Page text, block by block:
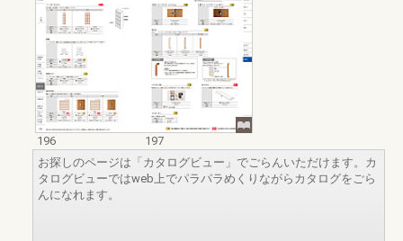
196
197
お探しのページは「カタログビュー」でごらんいただけます。カ
タログビューではweb上でパラパラめくりながらカタログをごら
んになれます。